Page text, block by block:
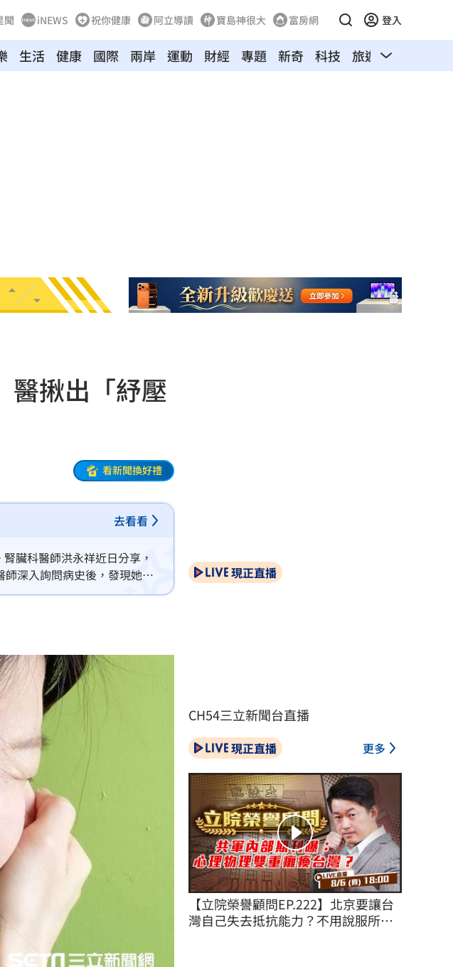
聞 iNEWS 祝你健康 阿立導讀 寶島神很大 富房網 登入
生活 健康 國際 兩岸 運動 財經 專題 新奇 科技 旅遊 汽車
揪出「紓壓
看新聞換好禮
去看看
臟科醫師洪永祥近日分享，
深入詢問病史後，發現她長
追蹤狀況穩定。
現正直播
CH54三立新聞台直播
現正直播 更多
【立院榮譽顧問EP.222】北京要讓台
灣自己失去抵抗能力？不用說服所有